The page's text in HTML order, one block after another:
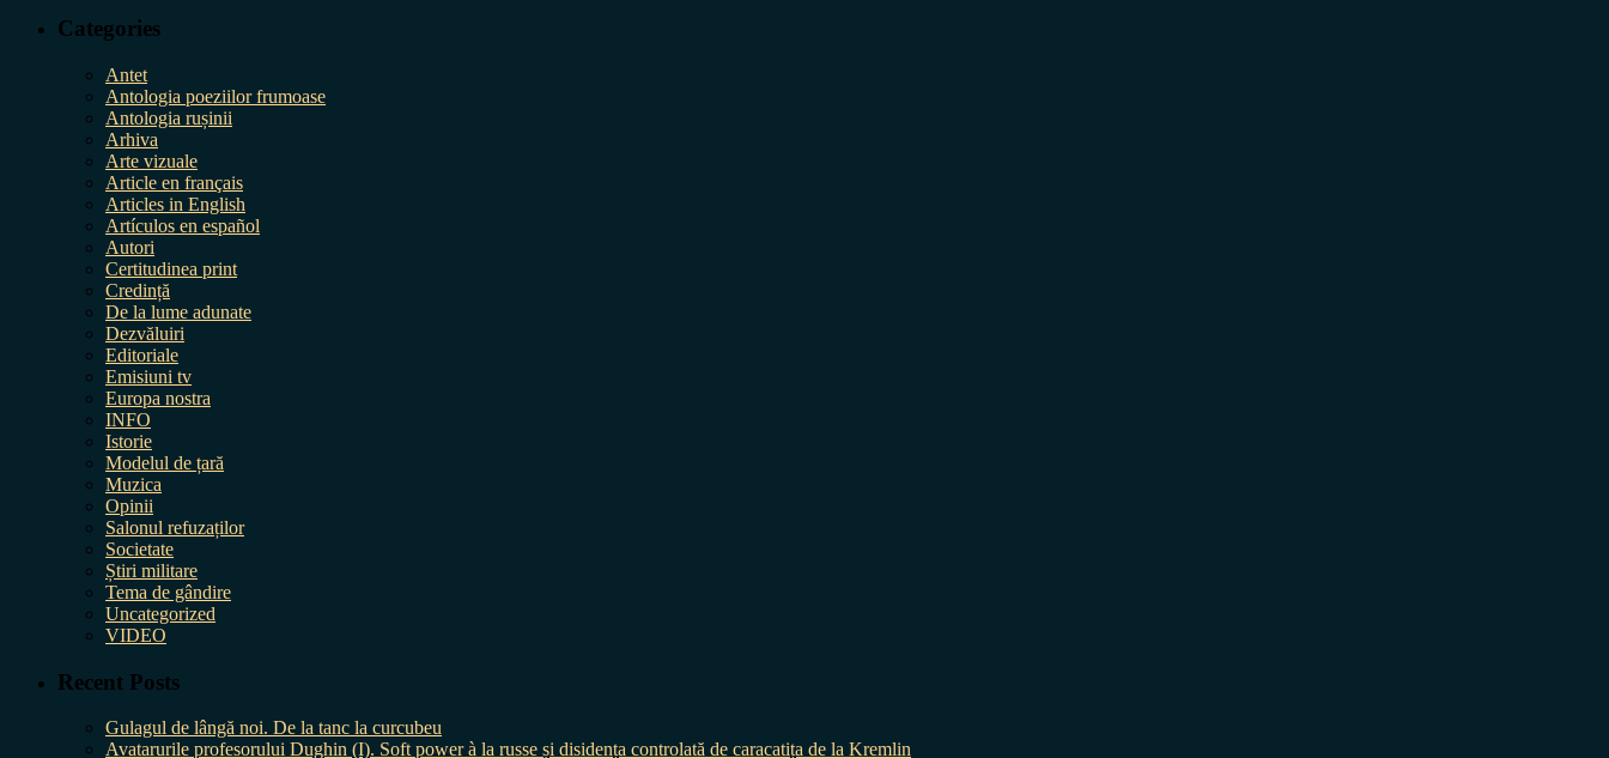
Categories
Antet
Antologia poeziilor frumoase
Antologia rușinii
Arhiva
Arte vizuale
Article en français
Articles in English
Artículos en español
Autori
Certitudinea print
Credință
De la lume adunate
Dezvăluiri
Editoriale
Emisiuni tv
Europa nostra
INFO
Istorie
Modelul de țară
Muzica
Opinii
Salonul refuzaților
Societate
Știri militare
Tema de gândire
Uncategorized
VIDEO
Recent Posts
Gulagul de lângă noi. De la tanc la curcubeu
Avatarurile profesorului Dughin (I). Soft power à la russe și disidența controlată de caracatița de la Kremlin